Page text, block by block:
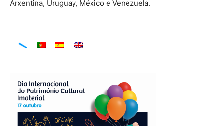
Arxentina, Uruguay, México e Venezuela.